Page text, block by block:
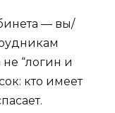
— вы/
“логин и
кто имеет